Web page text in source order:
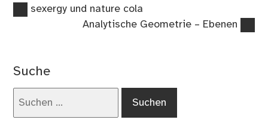
Beitragsnavigation
Vorheriger
sexergy und nature cola
Nächster
Analytische Geometrie – Ebenen
Suche